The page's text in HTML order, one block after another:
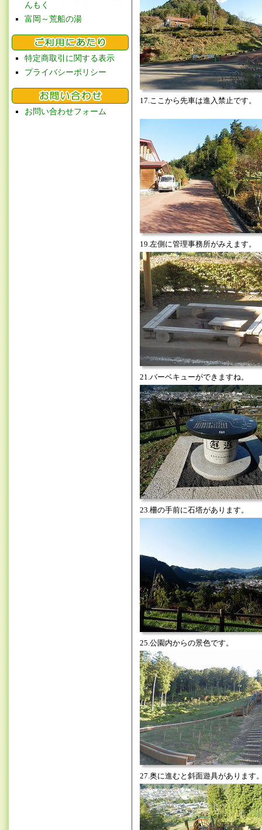
んもく
富岡～荒船の湯
特定商取引に関する表示
プライバシーポリシー
お問い合わせフォーム
17.ここから先車は進入禁止です。
19.左側に管理事務所がみえます。
21.バーベキューができますね。
23.柵の手前に石塔があります。
25.公園内からの景色です。
27.奥に進むと斜面遊具があります